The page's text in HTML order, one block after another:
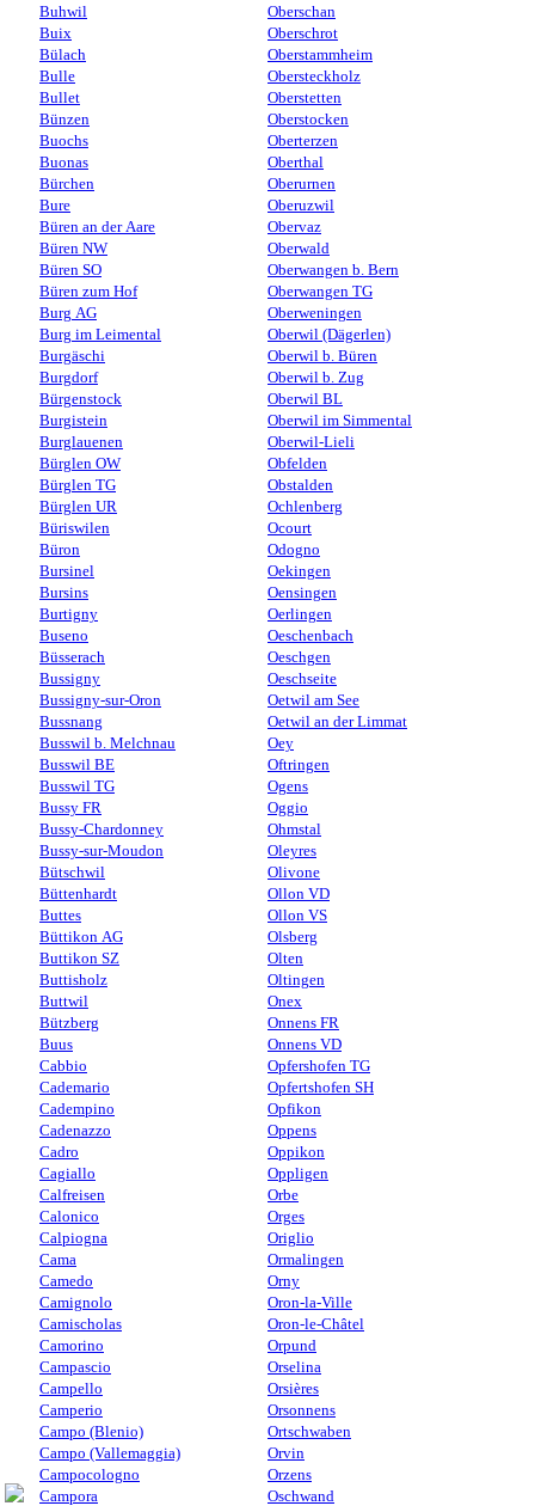
Buhwil
Buix
Bülach
Bulle
Bullet
Bünzen
Buochs
Buonas
Bürchen
Bure
Büren an der Aare
Büren NW
Büren SO
Büren zum Hof
Burg AG
Burg im Leimental
Burgäschi
Burgdorf
Bürgenstock
Burgistein
Burglauenen
Bürglen OW
Bürglen TG
Bürglen UR
Büriswilen
Büron
Bursinel
Bursins
Burtigny
Buseno
Büsserach
Bussigny
Bussigny-sur-Oron
Bussnang
Busswil b. Melchnau
Busswil BE
Busswil TG
Bussy FR
Bussy-Chardonney
Bussy-sur-Moudon
Bütschwil
Büttenhardt
Buttes
Büttikon AG
Buttikon SZ
Buttisholz
Buttwil
Bützberg
Buus
Cabbio
Cademario
Cadempino
Cadenazzo
Cadro
Cagiallo
Calfreisen
Calonico
Calpiogna
Cama
Camedo
Camignolo
Camischolas
Camorino
Campascio
Campello
Camperio
Campo (Blenio)
Campo (Vallemaggia)
Campocologno
Campora
Oberschan
Oberschrot
Oberstammheim
Obersteckholz
Oberstetten
Oberstocken
Oberterzen
Oberthal
Oberurnen
Oberuzwil
Obervaz
Oberwald
Oberwangen b. Bern
Oberwangen TG
Oberweningen
Oberwil (Dägerlen)
Oberwil b. Büren
Oberwil b. Zug
Oberwil BL
Oberwil im Simmental
Oberwil-Lieli
Obfelden
Obstalden
Ochlenberg
Ocourt
Odogno
Oekingen
Oensingen
Oerlingen
Oeschenbach
Oeschgen
Oeschseite
Oetwil am See
Oetwil an der Limmat
Oey
Oftringen
Ogens
Oggio
Ohmstal
Oleyres
Olivone
Ollon VD
Ollon VS
Olsberg
Olten
Oltingen
Onex
Onnens FR
Onnens VD
Opfershofen TG
Opfertshofen SH
Opfikon
Oppens
Oppikon
Oppligen
Orbe
Orges
Origlio
Ormalingen
Orny
Oron-la-Ville
Oron-le-Châtel
Orpund
Orselina
Orsières
Orsonnens
Ortschwaben
Orvin
Orzens
Oschwand